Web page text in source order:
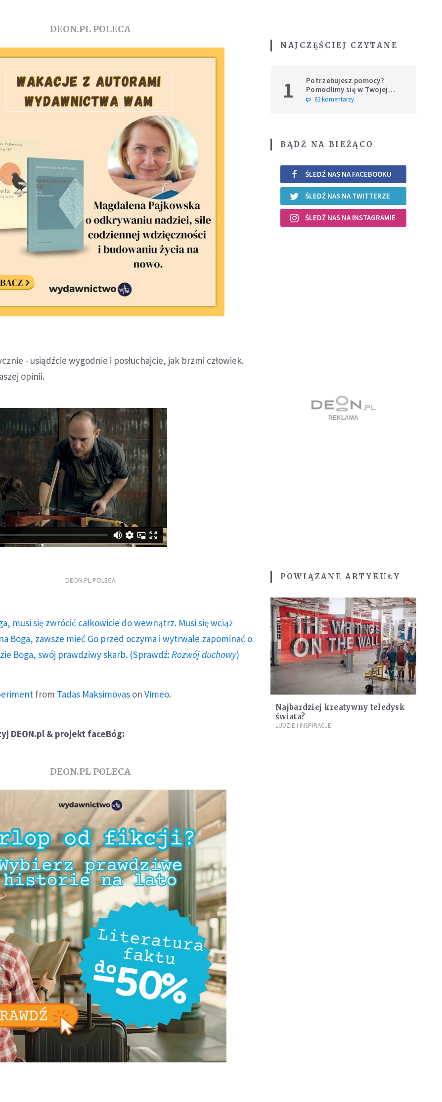
DEON.PL POLECA
- usiądźcie wygodnie i posłuchajcie, jak brzmi człowiek.
opinii.
DEON.PL POLECA
musi się zwrócić całkowicie do wewnątrz. Musi się wciąż
Boga, zawsze mieć Go przed oczyma i wytrwale zapominać o
Boga, swój prawdziwy skarb. (Sprawdź: Rozwój duchowy)
from Tadas Maksimovas onVimeo.
DEON.pl & projekt faceBóg:
DEON.PL POLECA
NAJCZĘŚCIEJ CZYTANE
1
Potrzebujesz pomocy?
Pomodlimy się w Twojej
intencji
62 komentarzy
BĄDŹ NA BIEŻĄCO
ŚLEDŹ NAS NA FACEBOOKU
ŚLEDŹ NAS NA TWITTERZE
ŚLEDŹ NAS NA INSTAGRAMIE
POWIĄZANE ARTYKUŁY
Najbardziej kreatywny teledysk
świata?
LUDZIE I INSPIRACJE